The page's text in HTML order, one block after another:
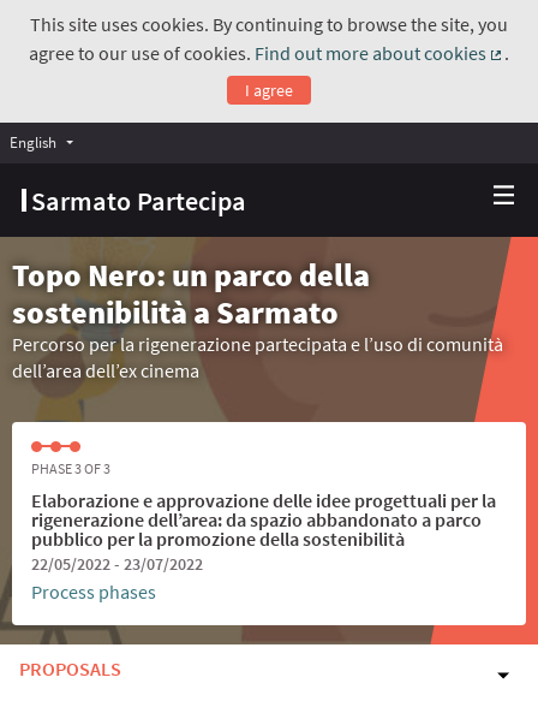
This site uses cookies. By continuing to browse the site, you
agree to our use of cookies. Find out more about cookies
.
I agree
Sarmato Partecipa
English Choose language
Topo Nero: un parco della
sostenibilità a Sarmato
Percorso per la rigenerazione partecipata e l’uso di comunità
dell’area dell’ex cinema
PHASE 3 OF 3
Elaborazione e approvazione delle idee progettuali per la
rigenerazione dell’area: da spazio abbandonato a parco
pubblico per la promozione della sostenibilità
22/05/2022 - 23/07/2022
Process phases
PROPOSALS